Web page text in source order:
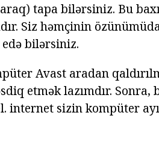
tapa bilərsiniz. Bu
Siz həmçinin
bilərsiniz.
Avast aradan
etmək lazımdır.
internet sizin kompüter